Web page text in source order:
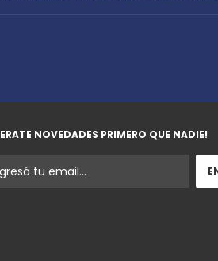
NOVEDADES PRIMERO QUE NADIE!